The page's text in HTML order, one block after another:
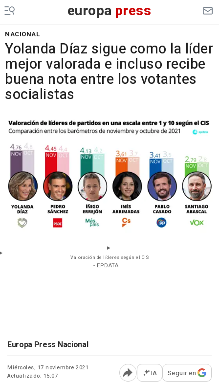
europa press
NACIONAL
Yolanda Díaz sigue como la líder
mejor valorada e incluso recibe
buena nota entre los votantes
socialistas
Valoración de líderes según el CIS
- EPDATA
Europa Press Nacional
Miércoles, 17 noviembre 2021
Actualizado: 15:07
Abrir opciones para
IA Seguir en